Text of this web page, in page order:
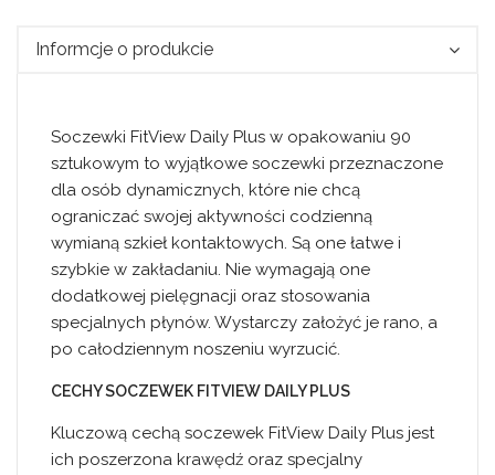
Informcje o produkcie
Soczewki FitView Daily Plus w opakowaniu 90
sztukowym to wyjątkowe soczewki przeznaczone
dla osób dynamicznych, które nie chcą
ograniczać swojej aktywności codzienną
wymianą szkieł kontaktowych. Są one łatwe i
szybkie w zakładaniu. Nie wymagają one
dodatkowej pielęgnacji oraz stosowania
specjalnych płynów. Wystarczy założyć je rano, a
po całodziennym noszeniu wyrzucić.
CECHY SOCZEWEK FITVIEW DAILY PLUS
Kluczową cechą soczewek FitView Daily Plus jest
ich poszerzona krawędź oraz specjalny